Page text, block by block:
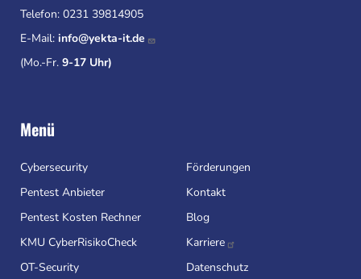
Telefon: 0231 39814905
E-Mail: info@yekta-it.de
(Mo.-Fr. 9-17 Uhr)
Menü
Cybersecurity
Pentest Anbieter
Pentest Kosten Rechner
KMU CyberRisikoCheck
OT-Security
Förderungen
Kontakt
Blog
Karriere
Datenschutz